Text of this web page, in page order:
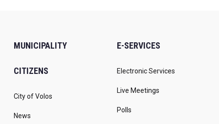
MUNICIPALITY
CITIZENS
City of Volos
News
E-SERVICES
Electronic Services
Live Meetings
Polls